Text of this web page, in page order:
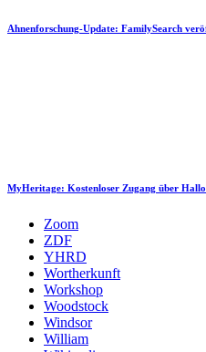
Ahnenforschung-Update: FamilySearch
MyHeritage: Kostenloser Zugang über
Zoom
ZDF
YHRD
Wortherkunft
Workshop
Woodstock
Windsor
William